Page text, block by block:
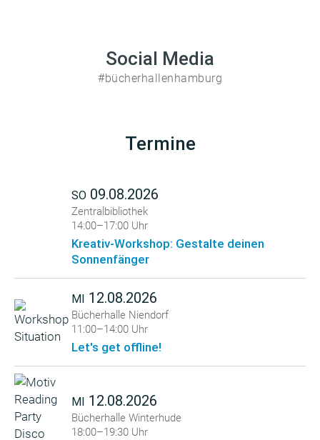
Social Media
#bücherhallenhamburg
Termine
SO 09.08.2026
Zentralbibliothek
14:00–17:00 Uhr
Kreativ-Workshop: Gestalte deinen
Sonnenfänger
MI 12.08.2026
Bücherhalle Niendorf
11:00–14:00 Uhr
Let's get offline!
MI 12.08.2026
Bücherhalle Winterhude
18:00–19:30 Uhr